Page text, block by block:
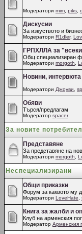
Модератори mim piks
Дискусии
За изкуството и
Модератори R1dler,
ГРПХЛЛА за
Общ специализиран
Модератори morgoth
Новини,
Модератори Джоуви
Обяви
Търся/предлагам
Модератор spacer
За новите
Представяне
За представяне на
Модератори morgoth
Неспециализирани
Общи приказки
Форум за каквото му
Модератори LoveHate
Книга за жалби и
Клуб на арменския
Модератор Арменския